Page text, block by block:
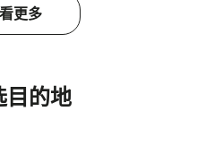
更多
的地